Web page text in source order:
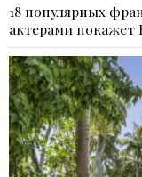
18 популярных
актерами покажет